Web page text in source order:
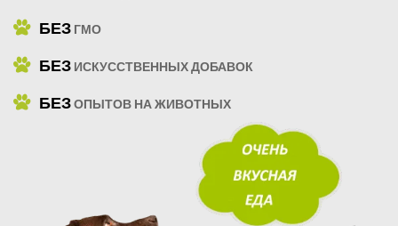
БЕЗ ГМО
БЕЗ ИСКУССТВЕННЫХ ДОБАВОК
БЕЗОПЫТОВ НА ЖИВОТНЫХ